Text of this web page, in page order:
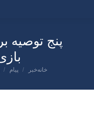
پنج توصيه
شما اینجا هستید:
خانهخبر پیام